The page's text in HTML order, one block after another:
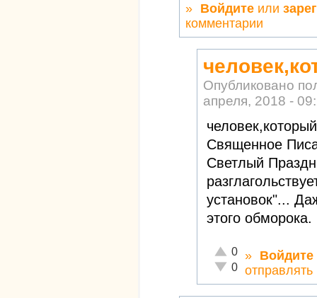
» Войдите или
комментарии
Опубликовано
апреля, 2018 -
Священное
Светлый
установок"...
этого обморока.
Отлично!
0
Неадекватно!
0
» Войдите